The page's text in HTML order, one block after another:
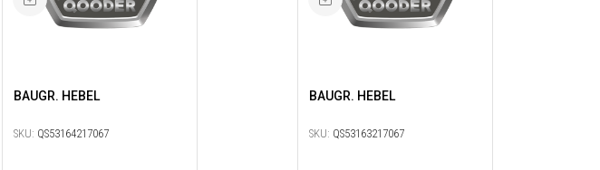
BAUGR. HEBEL
SKU: QS53164217067
BAUGR. HEBEL
SKU: QS53163217067